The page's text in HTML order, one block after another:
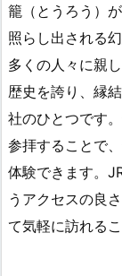
籠（とうろう）
照らし出される
多くの人々に親
歴史を誇り、縁
社のひとつです
参拝することで
体験できます。
うアクセスの良
て気軽に訪れる